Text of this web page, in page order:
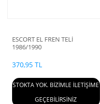
ESCORT EL FREN TELİ
1986/1990
370,95 TL
STOKTA YOK. BİZİMLE İLETİŞİME
GEÇEBİLİRSİNİZ